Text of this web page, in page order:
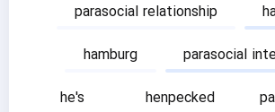
parasocial relationship
hamburg
parasocial
he's
henpecked